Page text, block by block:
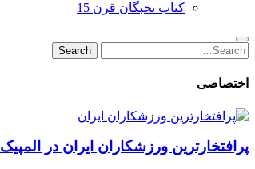
کتاب نخبگان قرن 15
Search
for:
Search
اختصاصی
پرافتخارترین ورزشکاران ایران در المپیک